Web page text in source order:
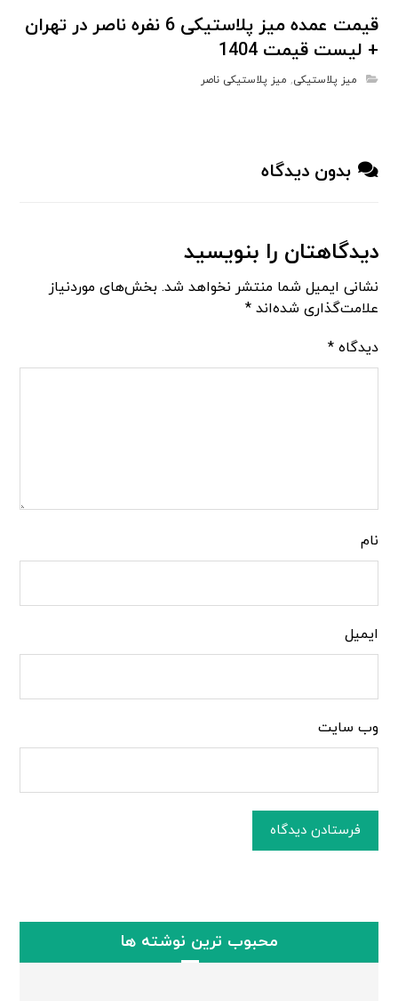
قیمت عمده میز پلاستیکی 6 نفره ناصر در تهران
+ لیست قیمت 1404
میز پلاستیکی, میز پلاستیکی ناصر
بدون دیدگاه
دیدگاهتان را بنویسید
نشانی ایمیل شما منتشر نخواهد شد. بخش‌های موردنیاز
علامت‌گذاری شده‌اند*
دیدگاه*
نام
ایمیل
وب‌ سایت
فرستادن دیدگاه
محبوب ترین نوشته ها